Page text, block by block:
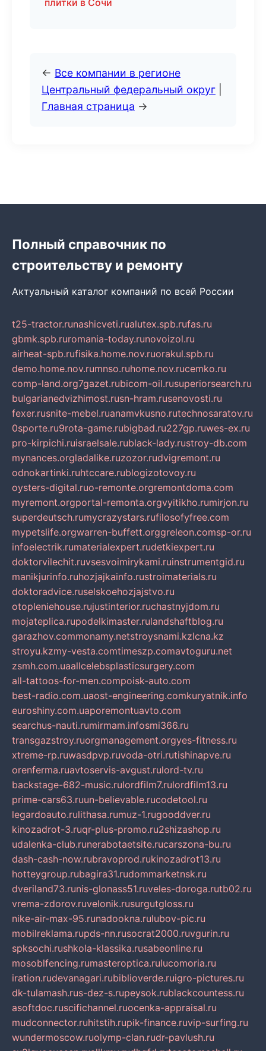
плитки в Сочи
← Все компании в регионе
Центральный федеральный округ
Главная страница →
Полный справочник по
строительству и ремонту
Актуальный каталог компаний по всей России
t25-tractor.runashicveti.rualutex.spb.rufas.ru
gbmk.spb.ruromania-today.runovoizol.ru
airheat-spb.rufisika.home.nov.ruorakul.spb.ru
demo.home.nov.rumnso.ruhome.nov.rucemko.ru
comp-land.org7gazet.rubicom-oil.rusuperiorsearch.ru
bulgarianedvizhimost.rusn-hram.rusenovosti.ru
fexer.rusnite-mebel.ruanamvkusno.rutechnosaratov.ru
0sporte.ru9rota-game.rubigbad.ru227gp.ruwes-ex.ru
pro-kirpichi.ruisraelsale.rublack-lady.rustroy-db.com
mynances.orgladalike.ruzozor.rudvigremont.ru
odnokartinki.ruhtccare.rublogizotovoy.ru
oysters-digital.ruo-remonte.orgremontdoma.com
myremont.orgportal-remonta.orgvyitikho.rumirjon.ru
superdeutsch.rumycrazystars.rufilosofyfree.com
mypetslife.orgwarren-buffett.orggreleon.comsp-or.ru
infoelectrik.rumaterialexpert.rudetkiexpert.ru
doktorvilechit.ruvsesvoimirykami.ruinstrumentgid.ru
manikjurinfo.ruhozjajkainfo.rustroimaterials.ru
doktoradvice.ruselskoehozjajstvo.ru
otopleniehouse.rujustinterior.ruchastnyjdom.ru
mojateplica.rupodelkimaster.rulandshaftblog.ru
garazhov.commonamy.netstroysnami.kzlcna.kz
stroyu.kzmy-vesta.comtimeszp.comavtoguru.net
zsmh.com.uaallcelebsplasticsurgery.com
all-tattoos-for-men.compoisk-auto.com
best-radio.com.uaost-engineering.comkuryatnik.info
euroshiny.com.uaporemontuavto.com
searchus-nauti.rumirmam.infosmi366.ru
transgazstroy.ruorgmanagement.orgyes-fitness.ru
xtreme-rp.ruwasdpvp.ruvoda-otri.rutishinapve.ru
orenferma.ruavtoservis-avgust.rulord-tv.ru
backstage-682-music.rulordfilm7.rulordfilm13.ru
prime-cars63.ruun-believable.rucodetool.ru
legardoauto.rulithasa.rumuz-1.rugooddver.ru
kinozadrot-3.ruqr-plus-promo.ru2shizashop.ru
udalenka-club.runerabotaetsite.rucarszona-bu.ru
dash-cash-now.rubravoprod.rukinozadrot13.ru
hotteygroup.rubagira31.rudommarketnsk.ru
dveriland73.runis-glonass51.ruveles-doroga.rutb02.ru
vrema-zdorov.ruvelonik.rusurgutgloss.ru
nike-air-max-95.runadookna.rulubov-pic.ru
mobilreklama.rupds-nn.rusocrat2000.ruvgurin.ru
spksochi.rushkola-klassika.rusabeonline.ru
mosoblfencing.rumasteroptica.rulucomoria.ru
iration.rudevanagari.rubiblioverde.ruigro-pictures.ru
dk-tulamash.rus-dez-s.rupeysok.rublackcountess.ru
asoftdoc.ruscifichannel.ruocenka-appraisal.ru
mudconnector.ruhitstih.rupik-finance.ruvip-surfing.ru
wundermoscow.ruolymp-clan.rudr-pavlush.ru